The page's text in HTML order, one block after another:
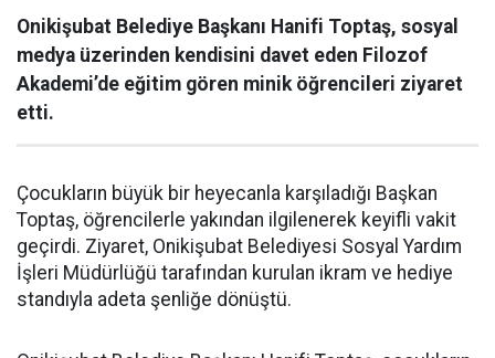
Onikişubat Belediye Başkanı Hanifi Toptaş, sosyal
medya üzerinden kendisini davet eden Filozof
Akademi’de eğitim gören minik öğrencileri ziyaret
etti.
Çocukların büyük bir heyecanla karşıladığı Başkan
Toptaş, öğrencilerle yakından ilgilenerek keyifli vakit
geçirdi. Ziyaret, Onikişubat Belediyesi Sosyal Yardım
İşleri Müdürlüğü tarafından kurulan ikram ve hediye
standıyla adeta şenliğe dönüştü.